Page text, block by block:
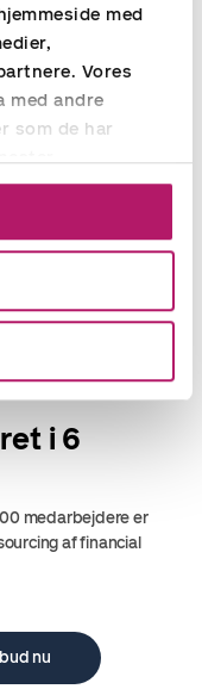
med
Vores
med andre
som de har
i 6
medarbejdere er
af financial
nu